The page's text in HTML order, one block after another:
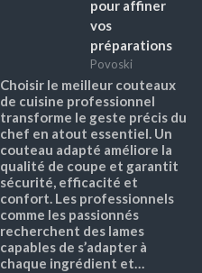
pour affiner
vos
préparations
Povoski
Choisir le meilleur couteaux
de cuisine professionnel
transforme le geste précis du
chef en atout essentiel. Un
couteau adapté améliore la
qualité de coupe et garantit
sécurité, efficacité et
confort. Les professionnels
comme les passionnés
recherchent des lames
capables de s’adapter à
chaque ingrédient et…